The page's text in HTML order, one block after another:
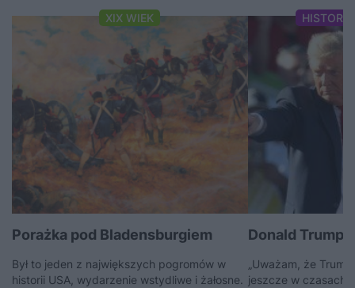
XIX WIEK
Porażka pod Bladensburgiem
Był to jeden z największych pogromów w
historii USA, wydarzenie wstydliwe i żałosne.
Donald Trump i
„Uważam, że
jeszcze w czasach